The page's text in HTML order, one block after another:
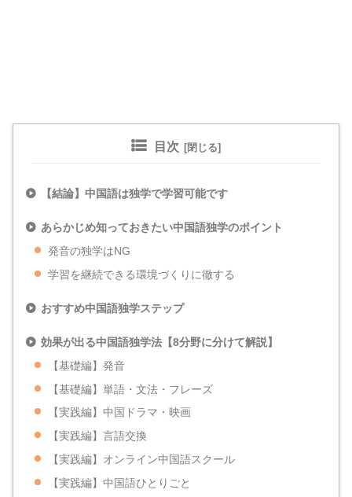
目次
【結論】中国語は独学で学習可能です
あらかじめ知っておきたい中国語独学のポイント
発音の独学はNG
学習を継続できる環境づくりに徹する
おすすめ中国語独学ステップ
効果が出る中国語独学法【8分野に分けて解説】
【基礎編】発音
【基礎編】単語・文法・フレーズ
【実践編】中国ドラマ・映画
【実践編】言語交換
【実践編】オンライン中国語スクール
【実践編】中国語ひとりごと